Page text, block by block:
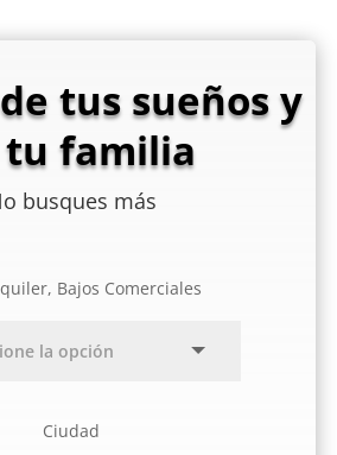
tus sueños y
familia
busques más
Bajos Comerciales
Ciudad